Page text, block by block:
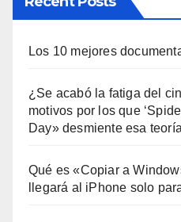
Los 10 mejores
¿Se acabó la fatiga del
motivos por los que
Day» desmiente esa teoría
Qué es «Copiar a
llegará al iPhone solo